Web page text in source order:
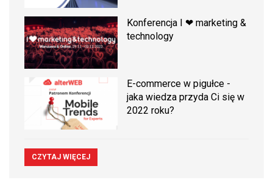
Konferencja I ❤ marketing &
technology
E-commerce w pigułce -
jaka wiedza przyda Ci się w
2022 roku?
CZYTAJ WIĘCEJ